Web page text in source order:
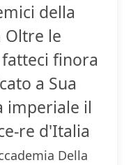
della
Oltre le
finora
a Sua
imperiale il
re d'Italia
Della